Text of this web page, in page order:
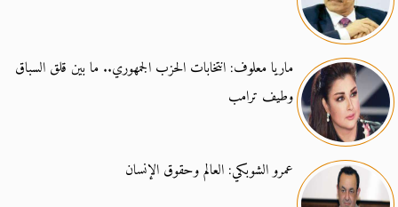
ماريا معلوف: انتخابات الحزب الجمهوري.. ما بين قلق السباق
وطيف ترامب
عمرو الشوبكي: العالم وحقوق الإنسان